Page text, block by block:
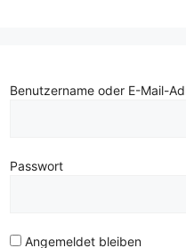
Benutzername oder E-Mail-
Passwort
Angemeldet bleiben